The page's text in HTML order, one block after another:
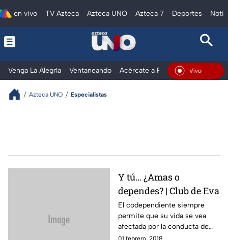
en vivo TV Azteca Azteca UNO Azteca 7 Deportes
Venga La Alegría Ventaneando Acércate a Rocío Al Extremo
En Vivo
Azteca UNO Especialistas
Y tú... ¿Amas o
dependes? | Club de Eva
El codependiente siempre
permite que su vida se vea
afectada por la conducta de
otra persona y está